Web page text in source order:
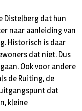
Distelberg dat hun
naar aanleiding van
Historisch is daar
dat niet. Dus
Ook voor andere
de Ruiting, de
dat
kleine